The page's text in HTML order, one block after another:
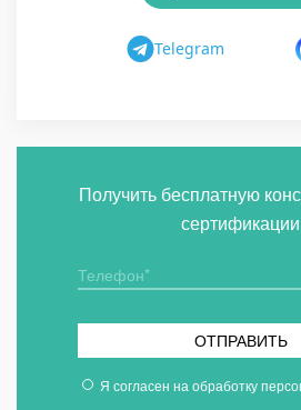
Telegram
Получить бесплатную
сертификации
ОТПРАВИТЬ
Я согласен на обработку